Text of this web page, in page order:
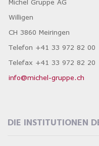
Michel Gruppe AG
Willigen
CH 3860 Meiringen
Telefon +41 33 972 82 00
Telefax +41 33 972 82 20
info@michel-gruppe.ch
DIE INSTITUTIONEN